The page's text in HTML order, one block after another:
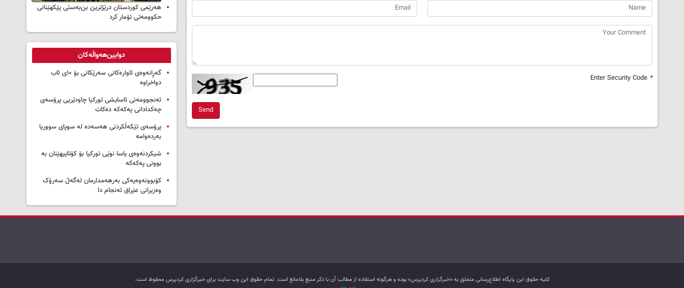
*
Send
هەرێمی کوردستان درێژترین بن‌بەستی پێکهێنانی
حکوومەتی تۆمار کرد
دوایین‌هەواڵەکان
گەڕانەوەی ئاوارەکانی سەرێکانی بۆ ۱۰ی ئاب
دواخراوە
ئەنجوومەنی ئاسایشی تورکیا چاودێریی پرۆسەی
چەکدادانی پەکەکە دەکات
پرۆسەی تێکەڵکردنی هەسەدە لە سوپای سووریا
بەردەوامە
شیکردنەوەی یاسا نوێی تورکیا بۆ کۆتاییهێنان بە
بوونی پەکەکە
کۆبوونەوەیەکی بەرهەمدارمان لەگەڵ سەرۆک
وەزیرانی عێراق ئەنجام دا
کليه حقوق اين پایگاه اطلاع‌رسانی متعلق به «خبرگزاری کردپرس» بوده و هرگونه استفاده از مطالب آن با ذکر منبع بلامانع است. تمام حقوق این وب سایت برای خبرگزاری کردپرس محفوظ است.